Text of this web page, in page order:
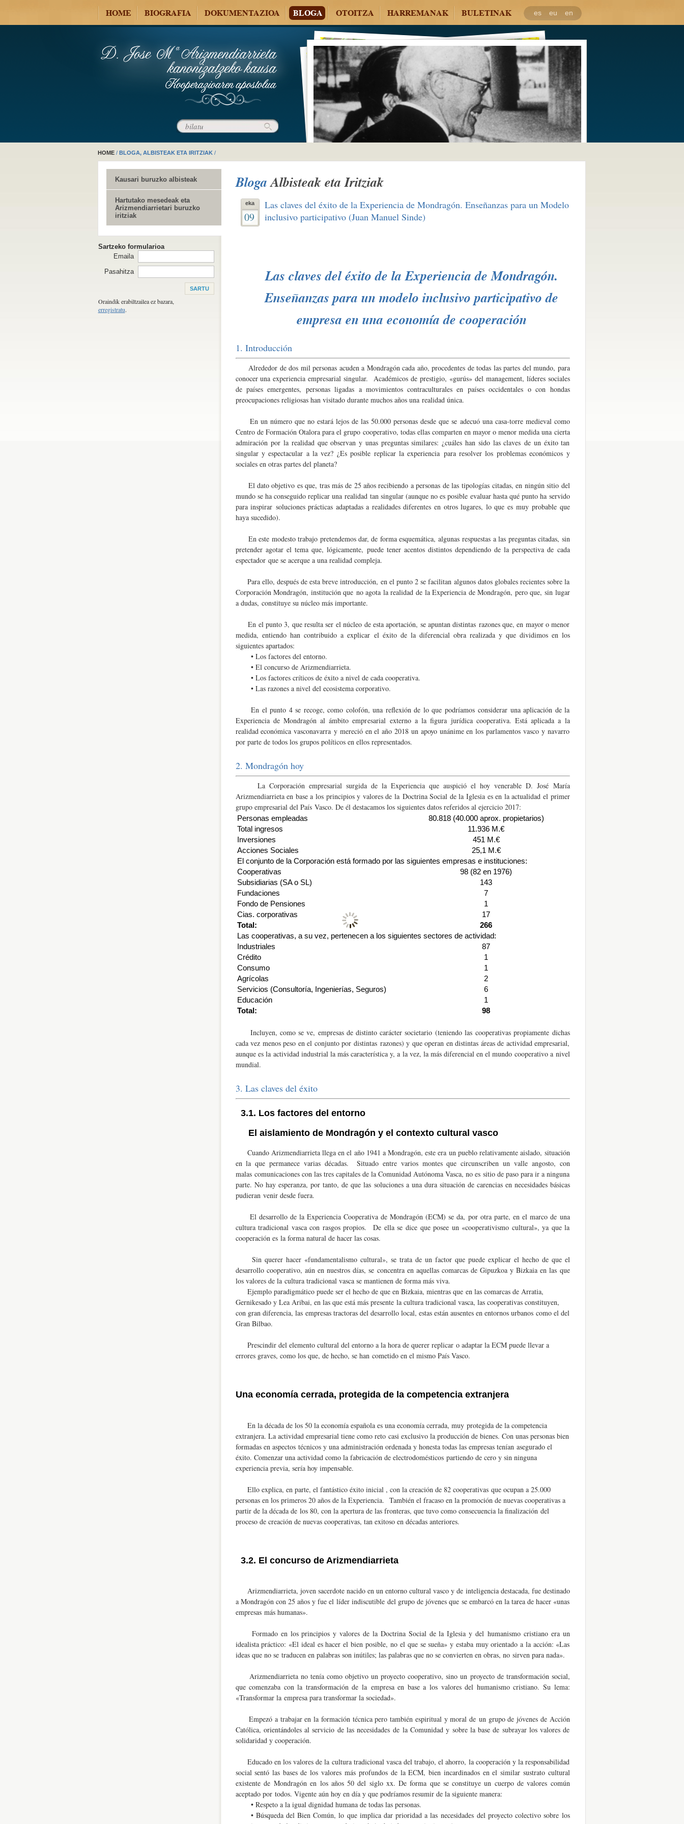
HOME BIOGRAFIA DOKUMENTAZIOA BLOGA OTOITZA HARREMANAK BULETINAK es eu en
HOME/ BLOGA, ALBISTEAK ETA IRITZIAK/
Kausari buruzko albisteak
Hartutako mesedeak eta
Arizmendiarrietari buruzko
iritziak
Sartzeko formularioa
Emaila
Pasahitza
Oraindik erabiltzailea ez bazara,
erregistratu.
BlogaAlbisteak eta Iritziak
eka
09
Las claves del éxito de la Experiencia de Mondragón. Enseñanzas para un Modelo
inclusivo participativo (Juan Manuel Sinde)
Las claves del éxito de la Experiencia de Mondragón.
Enseñanzas para un modelo inclusivo participativo de
empresa en una economía de cooperación
1. Introducción
Alrededor de dos mil personas acuden a Mondragón cada año, procedentes de todas las partes del mundo, para
conocer una experiencia empresarial singular. Académicos de prestigio, «gurús» del management, líderes sociales
de países emergentes, personas ligadas a movimientos contraculturales en países occidentales o con hondas
preocupaciones religiosas han visitado durante muchos años una realidad única.
En un número que no estará lejos de las 50.000 personas desde que se adecuó una casa-torre medieval como
Centro de Formación Otalora para el grupo cooperativo, todas ellas comparten en mayor o menor medida una cierta
admiración por la realidad que observan y unas preguntas similares: ¿cuáles han sido las claves de un éxito tan
singular y espectacular a la vez? ¿Es posible replicar la experiencia para resolver los problemas económicos y
sociales en otras partes del planeta?
El dato objetivo es que, tras más de 25 años recibiendo a personas de las tipologías citadas, en ningún sitio del
mundo se ha conseguido replicar una realidad tan singular (aunque no es posible evaluar hasta qué punto ha servido
para inspirar soluciones prácticas adaptadas a realidades diferentes en otros lugares, lo que es muy probable que
haya sucedido).
En este modesto trabajo pretendemos dar, de forma esquemática, algunas respuestas a las preguntas citadas, sin
pretender agotar el tema que, lógicamente, puede tener acentos distintos dependiendo de la perspectiva de cada
espectador que se acerque a una realidad compleja.
Para ello, después de esta breve introducción, en el punto 2 se facilitan algunos datos globales recientes sobre la
Corporación Mondragón, institución que no agota la realidad de la Experiencia de Mondragón, pero que, sin lugar
a dudas, constituye su núcleo más importante.
En el punto 3, que resulta ser el núcleo de esta aportación, se apuntan distintas razones que, en mayor o menor
medida, entiendo han contribuido a explicar el éxito de la diferencial obra realizada y que dividimos en los
siguientes apartados:
• Los factores del entorno.
• El concurso de Arizmendiarrieta.
• Los factores críticos de éxito a nivel de cada cooperativa.
• Las razones a nivel del ecosistema corporativo.
En el punto 4 se recoge, como colofón, una reflexión de lo que podríamos considerar una aplicación de la
Experiencia de Mondragón al ámbito empresarial externo a la figura jurídica cooperativa. Está aplicada a la
realidad económica vasconavarra y mereció en el año 2018 un apoyo unánime en los parlamentos vasco y navarro
por parte de todos los grupos políticos en ellos representados.
2. Mondragón hoy
La Corporación empresarial surgida de la Experiencia que auspició el hoy venerable D. José María
Arizmendiarrieta en base a los principios y valores de la Doctrina Social de la Iglesia es en la actualidad el primer
grupo empresarial del País Vasco. De él destacamos los siguientes datos referidos al ejercicio 2017:
Personas empleadas
80.818 (40.000 aprox. propietarios)
Total ingresos
11.936 M.€
Inversiones
451 M.€
Acciones Sociales
25,1 M.€
El conjunto de la Corporación está formado por las siguientes empresas e instituciones:
Cooperativas
98 (82 en 1976)
Subsidiarias (SA o SL)
143
Fundaciones
7
Fondo de Pensiones
1
Cias. corporativas
17
Total:
266
Las cooperativas, a su vez, pertenecen a los siguientes sectores de actividad:
Industriales
87
Crédito
1
Consumo
1
Agrícolas
2
Servicios (Consultoría, Ingenierías, Seguros)
6
Educación
1
Total:
98
Incluyen, como se ve, empresas de distinto carácter societario (teniendo las cooperativas propiamente dichas
cada vez menos peso en el conjunto por distintas razones) y que operan en distintas áreas de actividad empresarial,
aunque es la actividad industrial la más característica y, a la vez, la más diferencial en el mundo cooperativo a nivel
mundial.
3. Las claves del éxito
3.1. Los factores del entorno
El aislamiento de Mondragón y el contexto cultural vasco
Cuando Arizmendiarrieta llega en el año 1941 a Mondragón, este era un pueblo relativamente aislado, situación
en la que permanece varias décadas. Situado entre varios montes que circunscriben un valle angosto, con
malas comunicaciones con las tres capitales de la Comunidad Autónoma Vasca, no es sitio de paso para ir a ninguna
parte. No hay esperanza, por tanto, de que las soluciones a una dura situación de carencias en necesidades básicas
pudieran venir desde fuera.
El desarrollo de la Experiencia Cooperativa de Mondragón (ECM) se da, por otra parte, en el marco de una
cultura tradicional vasca con rasgos propios. De ella se dice que posee un «cooperativismo cultural», ya que la
cooperación es la forma natural de hacer las cosas.
Sin querer hacer «fundamentalismo cultural», se trata de un factor que puede explicar el hecho de que el
desarrollo cooperativo, aún en nuestros días, se concentra en aquellas comarcas de Gipuzkoa y Bizkaia en las que
los valores de la cultura tradicional vasca se mantienen de forma más viva.
Ejemplo paradigmático puede ser el hecho de que en Bizkaia, mientras que en las comarcas de Arratia,
Gernikesado y Lea Aribai, en las que está más presente la cultura tradicional vasca, las cooperativas constituyen,
con gran diferencia, las empresas tractoras del desarrollo local, estas están ausentes en entornos urbanos como el del
Gran Bilbao.
Prescindir del elemento cultural del entorno a la hora de querer replicar o adaptar la ECM puede llevar a
errores graves, como los que, de hecho, se han cometido en el mismo País Vasco.
Una economía cerrada, protegida de la competencia extranjera
En la década de los 50 la economía española es una economía cerrada, muy protegida de la competencia
extranjera. La actividad empresarial tiene como reto casi exclusivo la producción de bienes. Con unas personas bien
formadas en aspectos técnicos y una administración ordenada y honesta todas las empresas tenían asegurado el
éxito. Comenzar una actividad como la fabricación de electrodomésticos partiendo de cero y sin ninguna
experiencia previa, sería hoy impensable.
Ello explica, en parte, el fantástico éxito inicial , con la creación de 82 cooperativas que ocupan a 25.000
personas en los primeros 20 años de la Experiencia. También el fracaso en la promoción de nuevas cooperativas a
partir de la década de los 80, con la apertura de las fronteras, que tuvo como consecuencia la finalización del
proceso de creación de nuevas cooperativas, tan exitoso en décadas anteriores.
3.2. El concurso de Arizmendiarrieta
Arizmendiarrieta, joven sacerdote nacido en un entorno cultural vasco y de inteligencia destacada, fue destinado
a Mondragón con 25 años y fue el líder indiscutible del grupo de jóvenes que se embarcó en la tarea de hacer «unas
empresas más humanas».
Formado en los principios y valores de la Doctrina Social de la Iglesia y del humanismo cristiano era un
idealista práctico: «El ideal es hacer el bien posible, no el que se sueña» y estaba muy orientado a la acción: «Las
ideas que no se traducen en palabras son inútiles; las palabras que no se convierten en obras, no sirven para nada».
Arizmendiarrieta no tenía como objetivo un proyecto cooperativo, sino un proyecto de transformación social,
que comenzaba con la transformación de la empresa en base a los valores del humanismo cristiano. Su lema:
«Transformar la empresa para transformar la sociedad».
Empezó a trabajar en la formación técnica pero también espiritual y moral de un grupo de jóvenes de Acción
Católica, orientándoles al servicio de las necesidades de la Comunidad y sobre la base de subrayar los valores de
solidaridad y cooperación.
Educado en los valores de la cultura tradicional vasca del trabajo, el ahorro, la cooperación y la responsabilidad
social sentó las bases de los valores más profundos de la ECM, bien incardinados en el similar sustrato cultural
existente de Mondragón en los años 50 del siglo xx. De forma que se constituye un cuerpo de valores común
aceptado por todos. Vigente aún hoy en día y que podríamos resumir de la siguiente manera:
• Respeto a la igual dignidad humana de todas las personas.
• Búsqueda del Bien Común, lo que implica dar prioridad a las necesidades del proyecto colectivo sobre los